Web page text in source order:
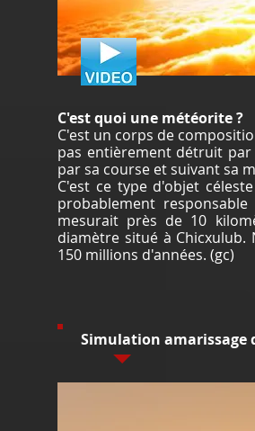
C'est quoi une météorite ?
C'est un corps de
pas entièrement détruit
par sa course et suivant sa
C'est ce type d'objet
probablement
mesurait près de 10
diamètre situé à
150 millions d'années. (gc)
Simulation amarissage